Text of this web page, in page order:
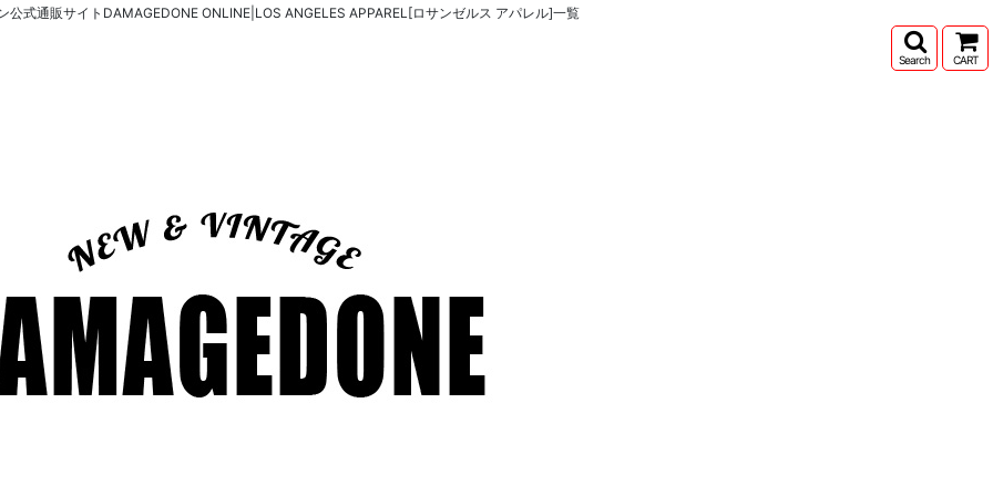
公式通販サイトDAMAGEDONE ONLINE|LOS ANGELES APPAREL[ロサンゼルス アパレル]一覧
Search CART